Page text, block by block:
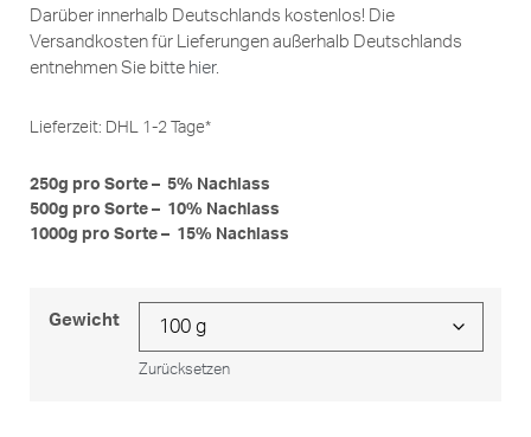
Darüber innerhalb Deutschlands kostenlos! Die
Versandkosten für Lieferungen außerhalb Deutschlands
entnehmen Sie bitte hier.
Lieferzeit: DHL 1-2 Tage*
250g pro Sorte – 5% Nachlass
500g pro Sorte – 10% Nachlass
1000g pro Sorte – 15% Nachlass
Gewicht
Zurücksetzen